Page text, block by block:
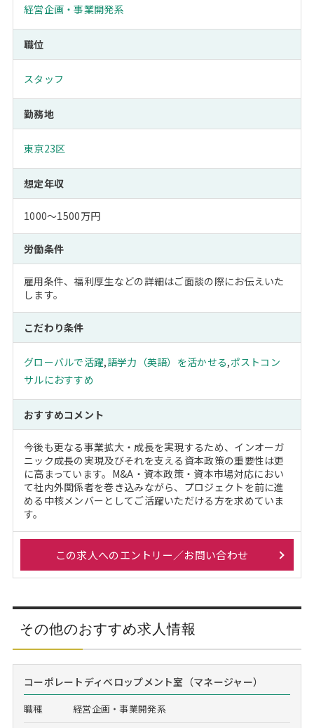
経営企画・事業開発系
職位
スタッフ
勤務地
東京23区
想定年収
1000～1500万円
労働条件
雇用条件、福利厚生などの詳細はご面談の際にお伝えいた
します。
こだわり条件
グローバルで活躍,語学力（英語）を活かせる,ポストコン
サルにおすすめ
おすすめコメント
今後も更なる事業拡大・成長を実現するため、インオーガ
ニック成長の実現及びそれを支える資本政策の重要性は更
に高まっています。M&A・資本政策・資本市場対応におい
て社内外関係者を巻き込みながら、プロジェクトを前に進
める中核メンバーとしてご活躍いただける方を求めていま
す。
この求人へのエントリー／お問い合わせ
その他のおすすめ求人情報
コーポレートディべロップメント室（マネージャー）
職種 経営企画・事業開発系